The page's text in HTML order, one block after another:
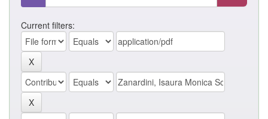
Current filters: